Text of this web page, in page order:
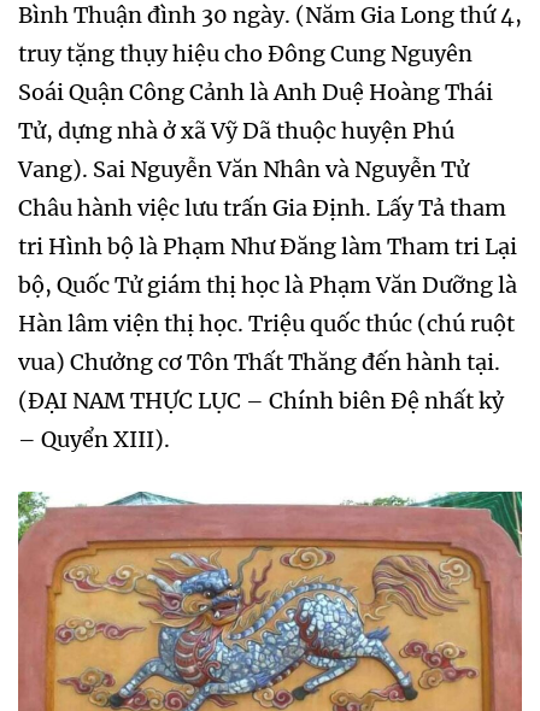
Bình Thuận đình 30 ngày. (Năm Gia Long thứ 4,
truy tặng thụy hiệu cho Đông Cung Nguyên
Soái Quận Công Cảnh là Anh Duệ Hoàng Thái
Tử, dựng nhà ở xã Vỹ Dã thuộc huyện Phú
Vang). Sai Nguyễn Văn Nhân và Nguyễn Tử
Châu hành việc lưu trấn Gia Định. Lấy Tả tham
tri Hình bộ là Phạm Như Đăng làm Tham tri Lại
bộ, Quốc Tử giám thị học là Phạm Văn Dưỡng là
Hàn lâm viện thị học. Triệu quốc thúc (chú ruột
vua) Chưởng cơ Tôn Thất Thăng đến hành tại.
(ĐẠI NAM THỰC LỤC – Chính biên Đệ nhất kỷ
– Quyển XIII).